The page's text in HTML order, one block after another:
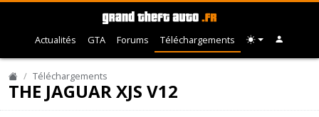
Actualités GTA Forums Téléchargements
Téléchargements
THE JAGUAR XJS V12